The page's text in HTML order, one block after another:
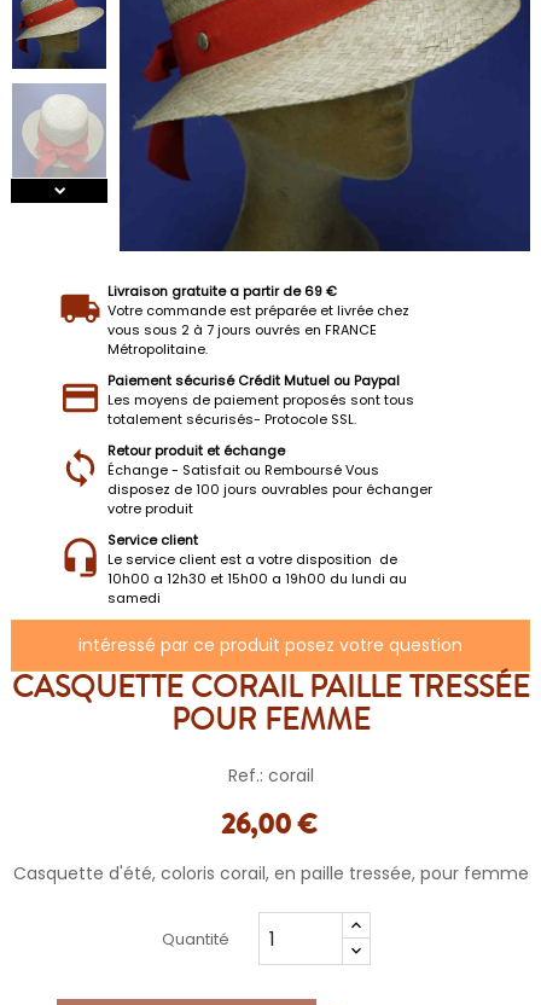
Livraison gratuite a partir de 69 €
Votre commande est préparée et livrée chez
vous sous 2 à 7 jours ouvrés en FRANCE
Métropolitaine.
Paiement sécurisé Crédit Mutuel ou Paypal
Les moyens de paiement proposés sont tous
totalement sécurisés- Protocole SSL.
Retour produit et échange
Échange - Satisfait ou Remboursé Vous
disposez de 100 jours ouvrables pour échanger
votre produit
Service client
Le service client est a votre disposition de
10h00 a 12h30 et 15h00 a 19h00 du lundi au
samedi
intéressé par ce produit posez votre question
CASQUETTE CORAIL PAILLE TRESSÉE
POUR FEMME
Ref.: corail
26,00 €
Casquette d'été, coloris corail, en paille tressée, pour femme
Quantité